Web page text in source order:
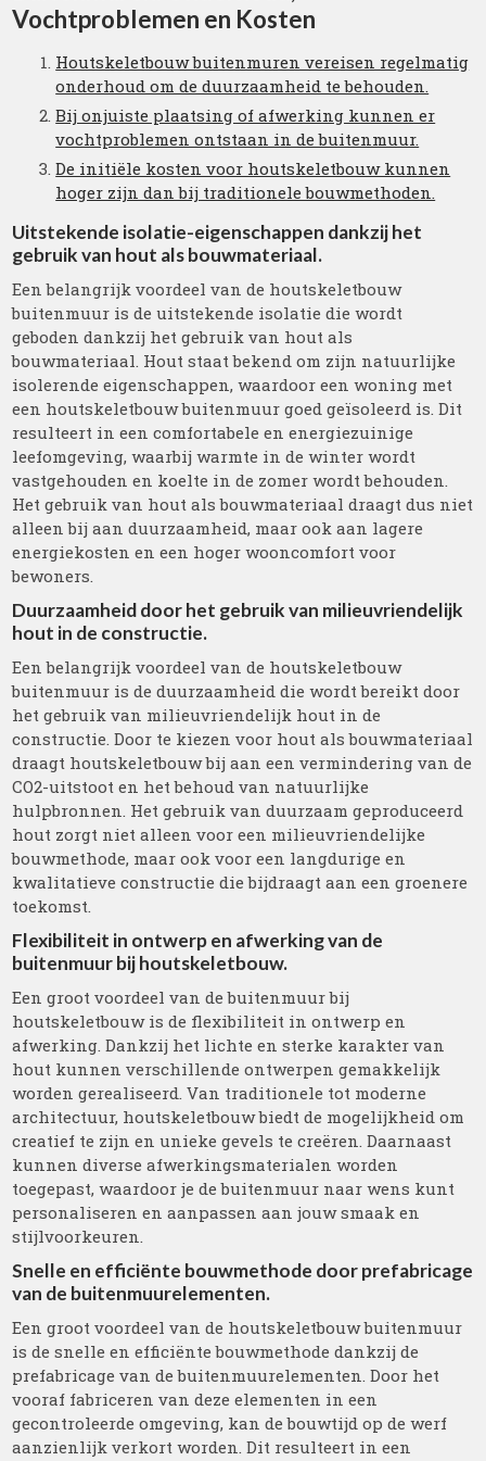
Vochtproblemen en Kosten
Houtskeletbouw buitenmuren vereisen regelmatig
onderhoud om de duurzaamheid te behouden.
Bij onjuiste plaatsing of afwerking kunnen er
vochtproblemen ontstaan in de buitenmuur.
De initiële kosten voor houtskeletbouw kunnen
hoger zijn dan bij traditionele bouwmethoden.
Uitstekende isolatie-eigenschappen dankzij het
gebruik van hout als bouwmateriaal.
Een belangrijk voordeel van de houtskeletbouw
buitenmuur is de uitstekende isolatie die wordt
geboden dankzij het gebruik van hout als
bouwmateriaal. Hout staat bekend om zijn natuurlijke
isolerende eigenschappen, waardoor een woning met
een houtskeletbouw buitenmuur goed geïsoleerd is. Dit
resulteert in een comfortabele en energiezuinige
leefomgeving, waarbij warmte in de winter wordt
vastgehouden en koelte in de zomer wordt behouden.
Het gebruik van hout als bouwmateriaal draagt dus niet
alleen bij aan duurzaamheid, maar ook aan lagere
energiekosten en een hoger wooncomfort voor
bewoners.
Duurzaamheid door het gebruik van milieuvriendelijk
hout in de constructie.
Een belangrijk voordeel van de houtskeletbouw
buitenmuur is de duurzaamheid die wordt bereikt door
het gebruik van milieuvriendelijk hout in de
constructie. Door te kiezen voor hout als bouwmateriaal
draagt houtskeletbouw bij aan een vermindering van de
CO2-uitstoot en het behoud van natuurlijke
hulpbronnen. Het gebruik van duurzaam geproduceerd
hout zorgt niet alleen voor een milieuvriendelijke
bouwmethode, maar ook voor een langdurige en
kwalitatieve constructie die bijdraagt aan een groenere
toekomst.
Flexibiliteit in ontwerp en afwerking van de
buitenmuur bij houtskeletbouw.
Een groot voordeel van de buitenmuur bij
houtskeletbouw is de flexibiliteit in ontwerp en
afwerking. Dankzij het lichte en sterke karakter van
hout kunnen verschillende ontwerpen gemakkelijk
worden gerealiseerd. Van traditionele tot moderne
architectuur, houtskeletbouw biedt de mogelijkheid om
creatief te zijn en unieke gevels te creëren. Daarnaast
kunnen diverse afwerkingsmaterialen worden
toegepast, waardoor je de buitenmuur naar wens kunt
personaliseren en aanpassen aan jouw smaak en
stijlvoorkeuren.
Snelle en efficiënte bouwmethode door prefabricage
van de buitenmuurelementen.
Een groot voordeel van de houtskeletbouw buitenmuur
is de snelle en efficiënte bouwmethode dankzij de
prefabricage van de buitenmuurelementen. Door het
vooraf fabriceren van deze elementen in een
gecontroleerde omgeving, kan de bouwtijd op de werf
aanzienlijk verkort worden. Dit resulteert in een